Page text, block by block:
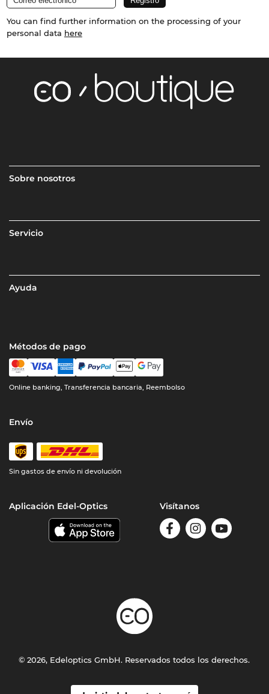
You can find further information on the processing of your
personal data here
Sobre nosotros
Servicio
Ayuda
Métodos de pago
Online banking, Transferencia bancaria, Reembolso
Envío
Sin gastos de envío ni devolución
Aplicación Edel-Optics Visítanos
© 2026, Edeloptics GmbH. Reservados todos los derechos.